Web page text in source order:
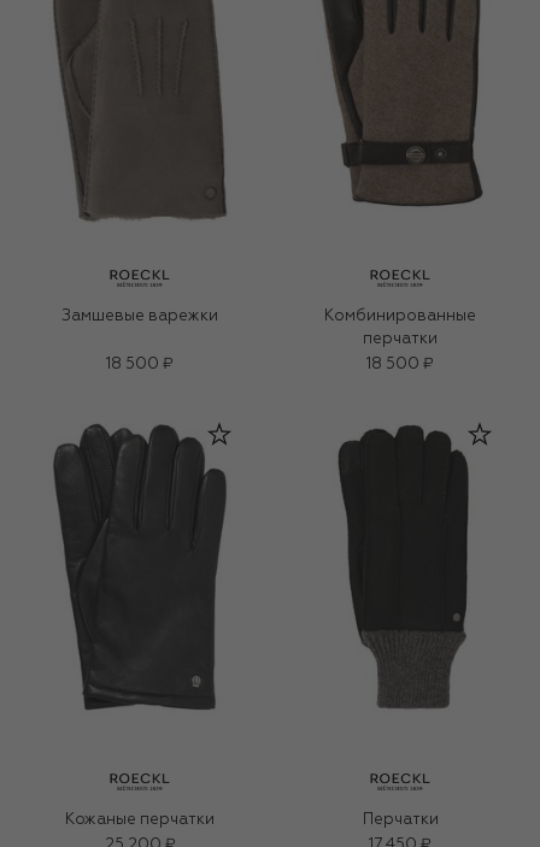
Замшевые варежки
18 500 ₽
Комбинированные
перчатки
18 500 ₽
Кожаные перчатки
Перчатки